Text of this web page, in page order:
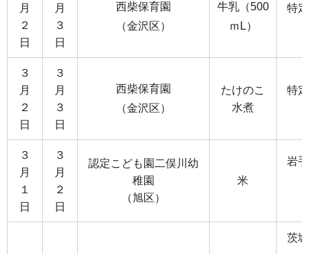
月
２
日
月
３
日
西柴保育園
（金沢区）
牛乳（500
ｍL）
特
３
月
２
日
３
月
３
日
西柴保育園
（金沢区）
たけのこ
水煮
特
３
月
１
日
３
月
２
日
認定こども園二俣川幼
稚園
（旭区）
米
岩
茨